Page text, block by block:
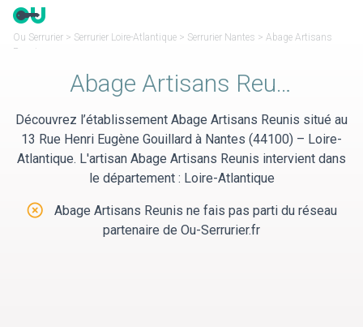
Panneau de gestion des cookies
Ou Serrurier > Serrurier Loire-Atlantique > Serrurier Nantes > Abage Artisans
Reunis
Abage Artisans Reunis
Découvrez l’établissement Abage Artisans Reunis situé au
13 Rue Henri Eugène Gouillard à Nantes (44100) – Loire-
Atlantique. L'artisan Abage Artisans Reunis intervient dans
le département : Loire-Atlantique
Abage Artisans Reunis ne fais pas parti du réseau
partenaire de Ou-Serrurier.fr